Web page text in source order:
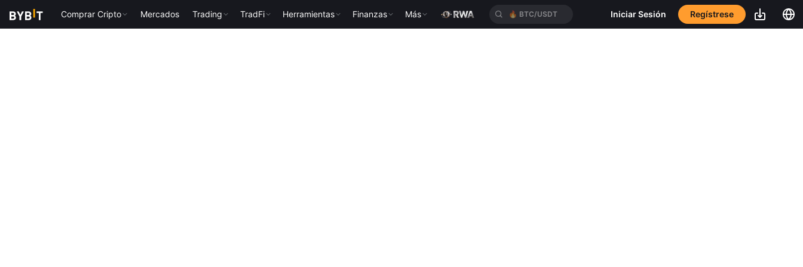
Comprar Cripto Mercados Trading TradFi Herramientas Finanzas Más 🔥 XAUT/USDT Iniciar Sesión Regístrese